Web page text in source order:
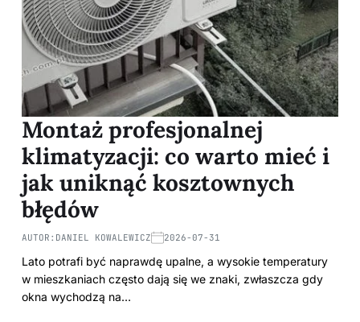
Montaż profesjonalnej
klimatyzacji: co warto mieć i
jak uniknąć kosztownych
błędów
AUTOR: DANIEL KOWALEWICZ 2026-07-31
Lato potrafi być naprawdę upalne, a wysokie temperatury
w mieszkaniach często dają się we znaki, zwłaszcza gdy
okna wychodzą na…